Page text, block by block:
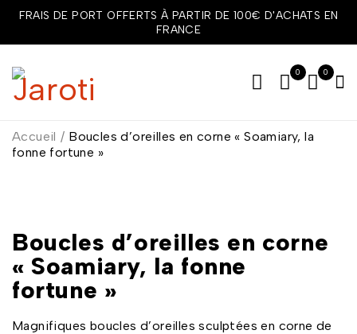
FRAIS DE PORT OFFERTS À PARTIR DE 100€ D'ACHATS EN
FRANCE
0 0
Accueil / Boucles d’oreilles en corne « Soamiary, la
fonne fortune »
Boucles d’oreilles en corne
« Soamiary, la fonne
fortune »
Magnifiques boucles d’oreilles sculptées en corne de